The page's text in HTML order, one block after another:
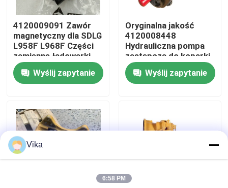
Kontrola jakości
Skontaktuj się z nami
Aktualności
Poprosić o wycenę
Części zamienne Liugong
Części zamienne Cuminsa
4120009091 Zawór
magnetyczny dla SDLG
L958F L968F Części
zamienne ładowarki
kołowej
Wyślij zapytanie
Oryginalna jakość
4120008448
Hydrauliczna pompa
zastępcza do koparki
SDLG 60 65
Utrzymanie
Wyślij zapytanie
Vika
6:58 PM